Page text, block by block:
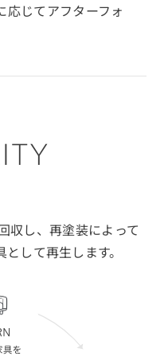
応じてアフターフォ
ITY
収し、再塗装によって
して再生します。